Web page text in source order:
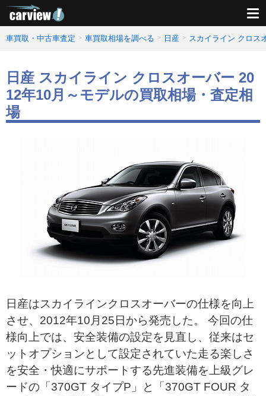
車買取・中古車査定 車買取相場を調べる 日産 スカイライン クロス
日産 スカイライン クロスオーバー 20
12年10月～モデルの買取相場・査定相
場
日産はスカイラインクロスオーバーの仕様を向上
させ、2012年10月25日から発売した。 今回の仕
様向上では、安全装備の設定を見直し、従来はセ
ットオプションとして設定されていた走る楽しさ
を安全・快適にサポートする先進装備を上級グレ
ードの「370GT タイプP」と「370GT FOUR タ